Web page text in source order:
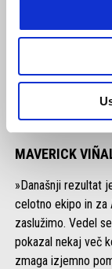
MAVERICK
»Današnji rezultat
celotno ekipo in za
zaslužimo. Vedel
pokazal nekaj več
zmaga izjemno